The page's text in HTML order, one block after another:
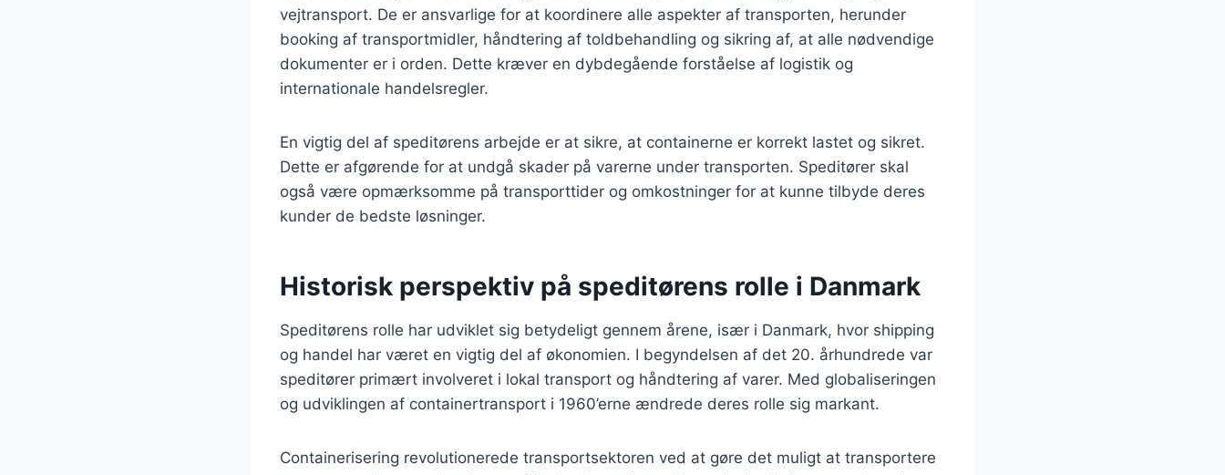
vejtransport. De er ansvarlige for at koordinere alle aspekter af transporten, herunder
booking af transportmidler, håndtering af toldbehandling og sikring af, at alle nødvendige
dokumenter er i orden. Dette kræver en dybdegående forståelse af logistik og
internationale handelsregler.
En vigtig del af speditørens arbejde er at sikre, at containerne er korrekt lastet og sikret.
Dette er afgørende for at undgå skader på varerne under transporten. Speditører skal
også være opmærksomme på transporttider og omkostninger for at kunne tilbyde deres
kunder de bedste løsninger.
Historisk perspektiv på speditørens rolle i Danmark
Speditørens rolle har udviklet sig betydeligt gennem årene, især i Danmark, hvor shipping
og handel har været en vigtig del af økonomien. I begyndelsen af det 20. århundrede var
speditører primært involveret i lokal transport og håndtering af varer. Med globaliseringen
og udviklingen af containertransport i 1960’erne ændrede deres rolle sig markant.
Containerisering revolutionerede transportsektoren ved at gøre det muligt at transportere